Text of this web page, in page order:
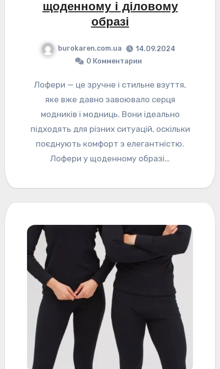
щоденному і діловому
образі
burokaren.com.ua
14.09.2024
0 Комментарии
Лофери — це зручне і стильне взуття,
яке вже давно завоювало серця
модників і модниць. Вони ідеально
підходять для різних ситуацій, оскільки
поєднують комфорт з елегантністю.
Лофери у щоденному образі…